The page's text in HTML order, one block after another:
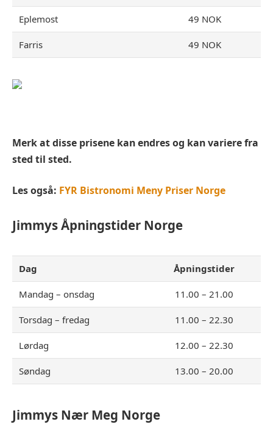
Eplemost 49 NOK
Farris 49 NOK
Merk at disse prisene kan endres og kan variere fra
sted til sted.
Les også: FYR Bistronomi Meny Priser Norge
JimmysÅpningstider Norge
Dag Åpningstider
Mandag – onsdag 11.00 – 21.00
Torsdag – fredag 11.00 – 22.30
Lørdag 12.00 – 22.30
Søndag 13.00 – 20.00
Jimmys Nær Meg Norge